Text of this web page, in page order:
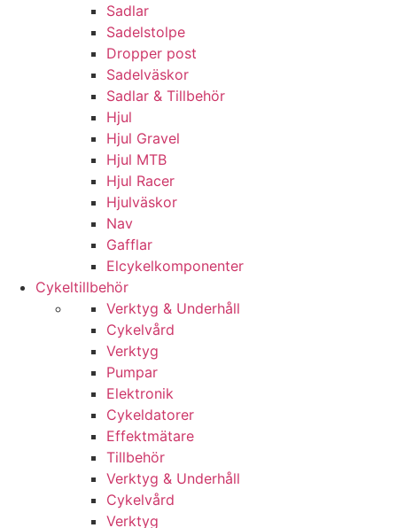
Sadlar
Sadelstolpe
Dropper post
Sadelväskor
Sadlar & Tillbehör
Hjul
Hjul Gravel
Hjul MTB
Hjul Racer
Hjulväskor
Nav
Gafflar
Elcykelkomponenter
Cykeltillbehör
Verktyg & Underhåll
Cykelvård
Verktyg
Pumpar
Elektronik
Cykeldatorer
Effektmätare
Tillbehör
Verktyg & Underhåll
Cykelvård
Verktyg